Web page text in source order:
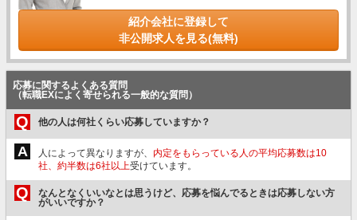
紹介会社に登録して
非公開求人を見る(無料)
応募に関するよくある質問
（転職EXによく寄せられる一般的な質問）
Q 他の人は何社くらい応募していますか？
A 人によって異なりますが、 内定をもらっている人の平均応募数は10
社、約半数は6社以上受けています。
Q
なんとなくいいなとは思うけど、応募を悩んでるときは応募しない方
がいいですか？